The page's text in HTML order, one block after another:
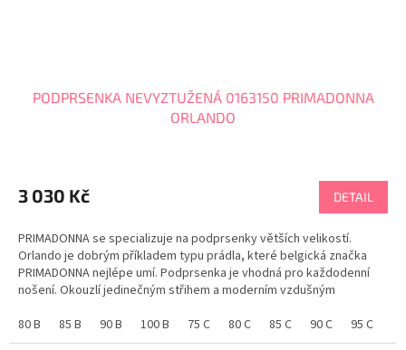
PODPRSENKA NEVYZTUŽENÁ 0163150 PRIMADONNA
ORLANDO
produktu
je
z
5
hvězdiček.
3 030 Kč DETAIL
PRIMADONNA se specializuje na podprsenky větších velikostí.
Orlando je dobrým příkladem typu prádla, které belgická značka
PRIMADONNA nejlépe umí. Podprsenka je vhodná pro každodenní
nošení. Okouzlí jedinečným střihem a moderním vzdušným
80 B
85 B 90 B 100 B 75 C 80 C 85 C 90 C 95 C